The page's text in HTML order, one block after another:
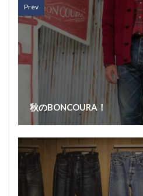
Prev
秋のBONCOURA！